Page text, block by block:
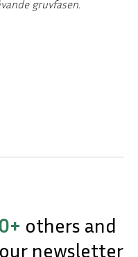
gruvfasen.
others and
newsletter